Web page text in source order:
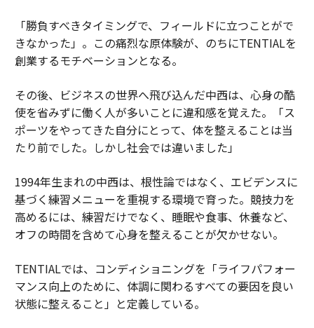
「勝負すべきタイミングで、フィールドに立つことがで
きなかった」。この痛烈な原体験が、のちにTENTIALを
創業するモチベーションとなる。
その後、ビジネスの世界へ飛び込んだ中西は、心身の酷
使を省みずに働く人が多いことに違和感を覚えた。「ス
ポーツをやってきた自分にとって、体を整えることは当
たり前でした。しかし社会では違いました」
1994年生まれの中西は、根性論ではなく、エビデンスに
基づく練習メニューを重視する環境で育った。競技力を
高めるには、練習だけでなく、睡眠や食事、休養など、
オフの時間を含めて心身を整えることが欠かせない。
TENTIALでは、コンディショニングを「ライフパフォー
マンス向上のために、体調に関わるすべての要因を良い
状態に整えること」と定義している。